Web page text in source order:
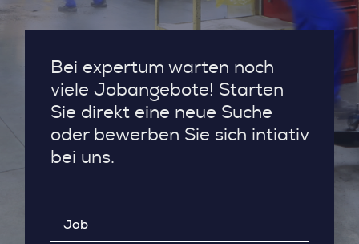
Bei expertum warten noch
viele Jobangebote! Starten
Sie direkt eine neue Suche
oder bewerben Sie sich intiativ
bei uns.